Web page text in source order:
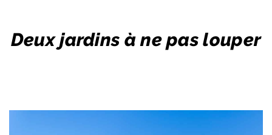
Deux jardins à ne pas louper